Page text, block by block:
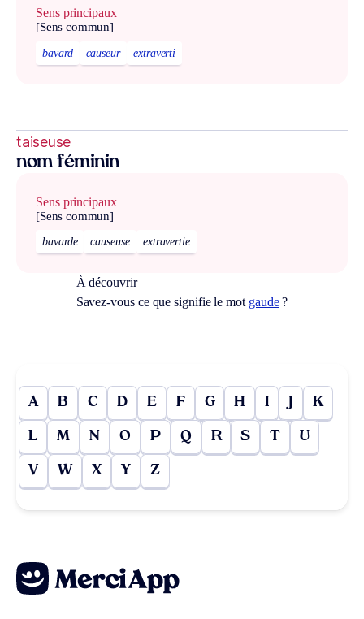
Sens principaux
[Sens commun]
bavard causeur extraverti
taiseuse
nom féminin
Sens principaux
[Sens commun]
bavarde causeuse extravertie
À découvrir
Savez-vous ce que signifie le mot gaude?
A B C D E F G H I J K
L M N O P Q R S T U
V W X Y Z